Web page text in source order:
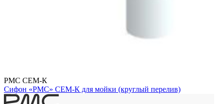
РМС СЕМ-К
Сифон «РМС» СЕМ-К для мойки (круглый перелив)